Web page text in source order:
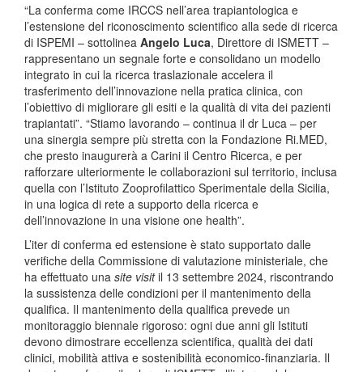
“La conferma come IRCCS nell’area trapiantologica e
l’estensione del riconoscimento scientifico alla sede di ricerca
di ISPEMI – sottolinea Angelo Luca, Direttore di ISMETT –
rappresentano un segnale forte e consolidano un modello
integrato in cui la ricerca traslazionale accelera il
trasferimento dell’innovazione nella pratica clinica, con
l’obiettivo di migliorare gli esiti e la qualità di vita dei pazienti
trapiantati”. “Stiamo lavorando – continua il dr Luca – per
una sinergia sempre più stretta con la Fondazione Ri.MED,
che presto inaugurerà a Carini il Centro Ricerca, e per
rafforzare ulteriormente le collaborazioni sul territorio, inclusa
quella con l’Istituto Zooprofilattico Sperimentale della Sicilia,
in una logica di rete a supporto della ricerca e
dell’innovazione in una visione one health”.
L’iter di conferma ed estensione è stato supportato dalle
verifiche della Commissione di valutazione ministeriale, che
ha effettuato una site visitil 13 settembre 2024, riscontrando
la sussistenza delle condizioni per il mantenimento della
qualifica. Il mantenimento della qualifica prevede un
monitoraggio biennale rigoroso: ogni due anni gli Istituti
devono dimostrare eccellenza scientifica, qualità dei dati
clinici, mobilità attiva e sostenibilità economico-finanziaria. Il